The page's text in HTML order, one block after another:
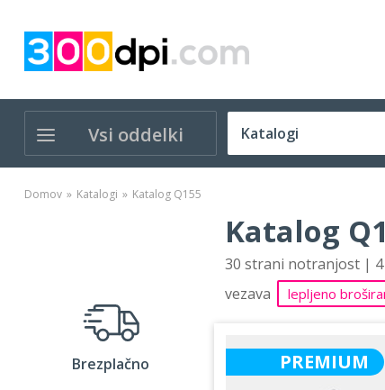
Vsi oddelki
Domov Katalogi Katalog Q155
Brezplačno
Katalog
30 strani notranjost |
vezava
lepljeno
PREMIUM